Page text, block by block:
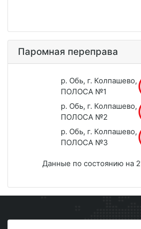
Паромная переправа
р. Обь, г. Колпашево,
ПОЛОСА №1
р. Обь, г. Колпашево,
ПОЛОСА №2
р. Обь, г. Колпашево,
ПОЛОСА №3
Данные по состоянию на